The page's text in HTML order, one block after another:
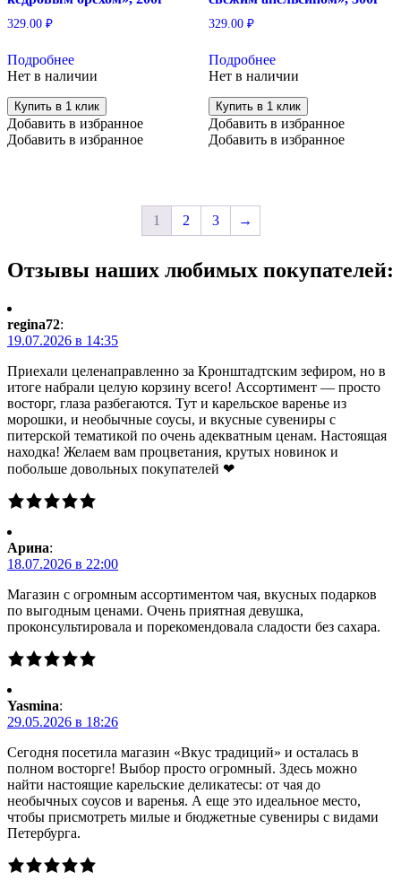
329.00 ₽
Подробнее
Нет в наличии
Купить в 1 клик
Добавить в избранное
Добавить в избранное
329.00 ₽
Подробнее
Нет в наличии
Купить в 1 клик
Добавить в избранное
Добавить в избранное
1 2 3 →
Отзывы наших любимых покупателей:
regina72:
19.07.2026 в 14:35
Приехали целенаправленно за Кронштадтским зефиром, но в
итоге набрали целую корзину всего! Ассортимент — просто
восторг, глаза разбегаются. Тут и карельское варенье из
морошки, и необычные соусы, и вкусные сувениры с
питерской тематикой по очень адекватным ценам. Настоящая
находка! Желаем вам процветания, крутых новинок и
побольше довольных покупателей ❤
Арина:
18.07.2026 в 22:00
Магазин с огромным ассортиментом чая, вкусных подарков
по выгодным ценами. Очень приятная девушка,
проконсультировала и порекомендовала сладости без сахара.
Yasmina:
29.05.2026 в 18:26
Сегодня посетила магазин «Вкус традиций» и осталась в
полном восторге! Выбор просто огромный. Здесь можно
найти настоящие карельские деликатесы: от чая до
необычных соусов и варенья. А еще это идеальное место,
чтобы присмотреть милые и бюджетные сувениры с видами
Петербурга.